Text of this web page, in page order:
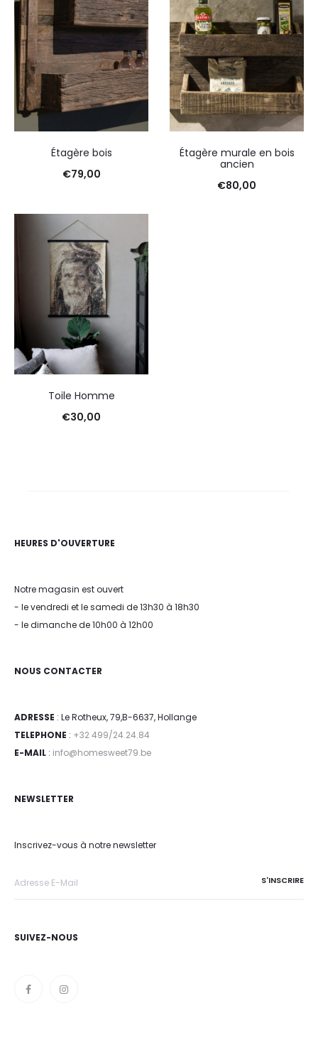
Étagère bois
€79,00
Étagère murale en bois
ancien
€80,00
Toile Homme
€30,00
HEURES D'OUVERTURE
Notre magasin est ouvert
- le vendredi et le samedi de 13h30 à 18h30
- le dimanche de 10h00 à 12h00
NOUS CONTACTER
ADRESSE : Le Rotheux, 79,B-6637, Hollange
TELEPHONE : +32 499/24.24.84
E-MAIL : info@homesweet79.be
NEWSLETTER
Inscrivez-vous à notre newsletter
SUIVEZ-NOUS